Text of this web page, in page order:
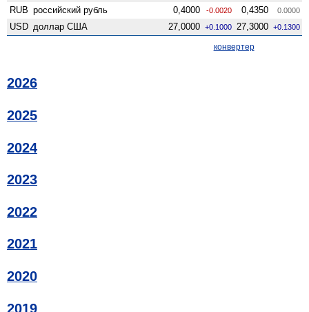
RUB российский рубль 0,4000 -0.0020 0,4350 0.0000
USD доллар США 27,0000 +0.1000 27,3000 +0.1300
конвертер
2026
2025
2024
2023
2022
2021
2020
2019